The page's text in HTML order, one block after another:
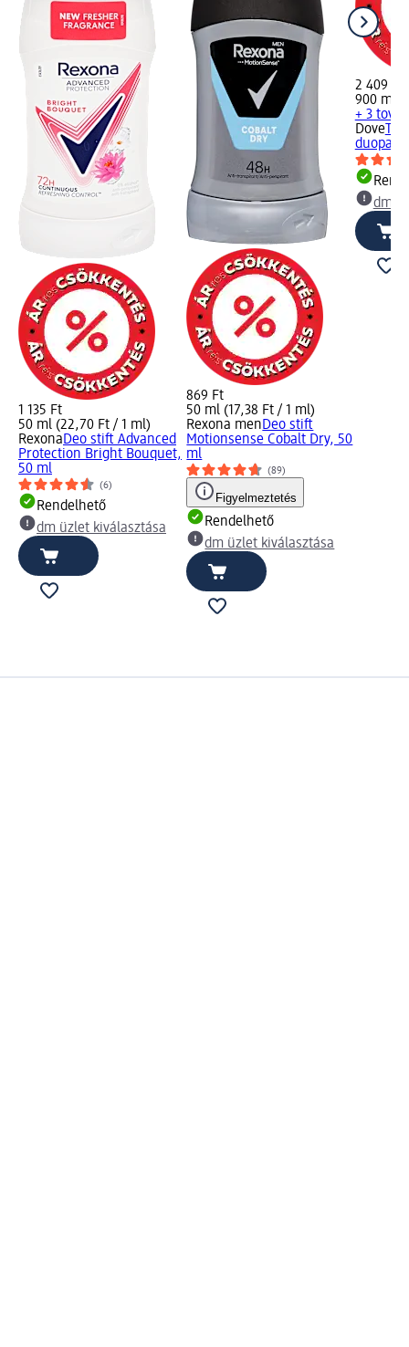
1 135 Ft
50 ml (22,70 Ft / 1 ml)
RexonaDeo stift Advanced
Protection Bright Bouquet,
50 ml
(6)
Rendelhető
dm üzlet kiválasztása
869 Ft
50 ml (17,38 Ft / 1 ml)
Rexona menDeo stift
Motionsense Cobalt Dry, 50
ml
(89)
Figyelmeztetés
Rendelhető
dm üzlet kiválasztása
2 409 Ft
900 ml
+ 3
Dove
dm